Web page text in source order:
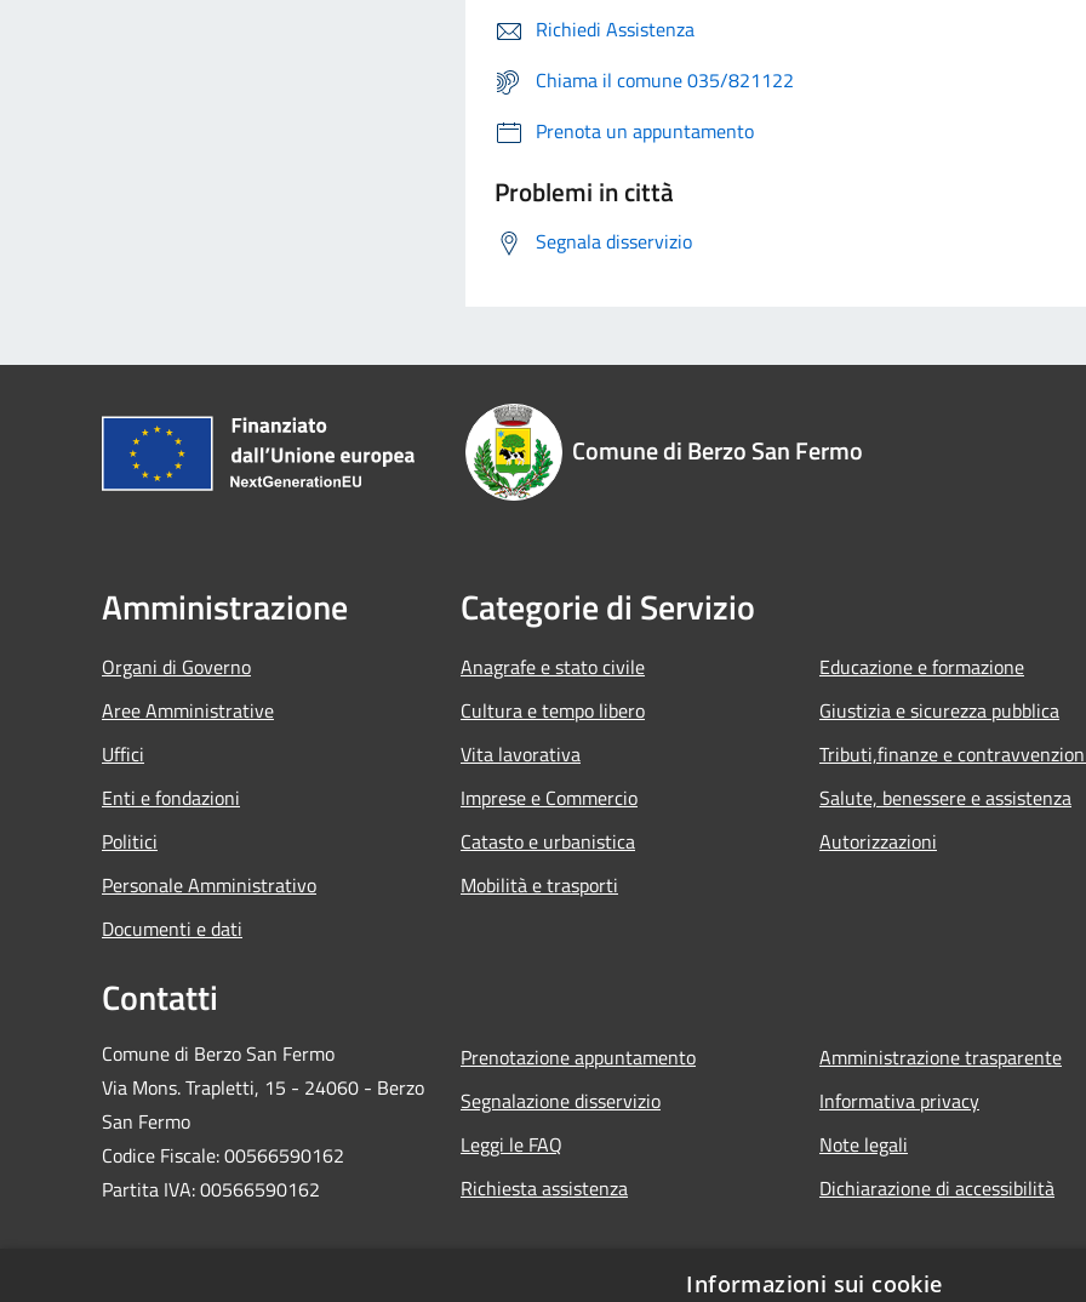
Richiedi Assistenza
Chiama il comune 035/821122
Prenota un appuntamento
Problemi in città
Segnala disservizio
Comune di Berzo San Fermo
Amministrazione
Organi di Governo
Aree Amministrative
Uffici
Enti e fondazioni
Politici
Personale Amministrativo
Documenti e dati
Categorie di Servizio
Anagrafe e stato civile
Cultura e tempo libero
Vita lavorativa
Imprese e Commercio
Catasto e urbanistica
Mobilità e trasporti
Educazione e formazione
Giustizia e sicurezza pubblica
Tributi,finanze e
Salute, benessere e assistenza
Autorizzazioni
Contatti
Comune di Berzo San Fermo
Via Mons. Trapletti, 15 - 24060 - Berzo
San Fermo
Codice Fiscale: 00566590162
Partita IVA: 00566590162
Prenotazione appuntamento
Segnalazione disservizio
Leggi le FAQ
Richiesta assistenza
Amministrazione trasparente
Informativa privacy
Note legali
Dichiarazione di accessibilità
Informazioni sui cookie